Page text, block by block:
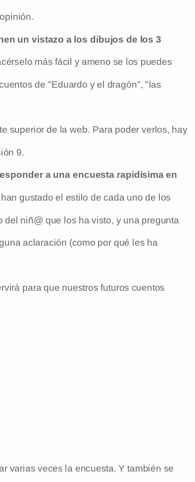
un vistazo a los dibujos de los 3
más fácil y ameno se los puedes
de "Eduardo y el dragón", "las
superior de la web. Para poder verlos, hay
9.
a una encuesta rapidísima en
gustado el estilo de cada uno de los
niñ@ que los ha visto, y una pregunta
aclaración (como por qué les ha
para que nuestros futuros cuentos
varias veces la encuesta. Y también se